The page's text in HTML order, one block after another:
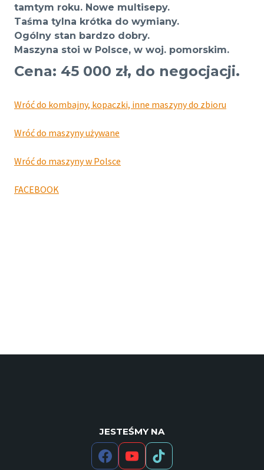
tamtym roku. Nowe multisepy.
Taśma tylna krótka do wymiany.
Ogólny stan bardzo dobry.
Maszyna stoi w Polsce, w woj. pomorskim.
Cena: 45 000 zł, do negocjacji.
Wróć do kombajny, kopaczki, inne maszyny do zbioru
Wróć do maszyny używane
Wróć do maszyny w Polsce
FACEBOOK
JESTEŚMY NA